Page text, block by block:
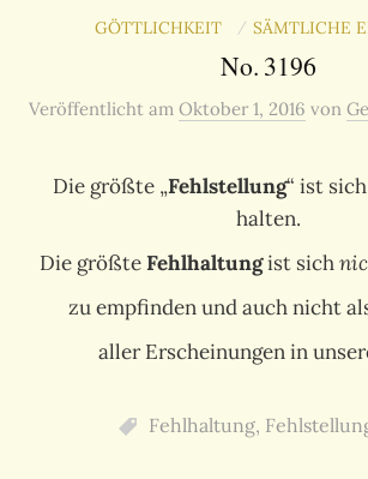
GÖTTLICHKEIT / SÄMTLICHE
No. 3196
Veröffentlicht am Oktober 1, 2016 von
Die größte „Fehlstellung“ ist
halten.
Die größteFehlhaltungist sich
zu empfinden und auch nicht
aller Erscheinungen in
Fehlhaltung,